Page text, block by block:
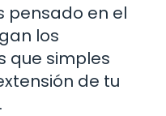
pensado en el
los
que simples
de tu